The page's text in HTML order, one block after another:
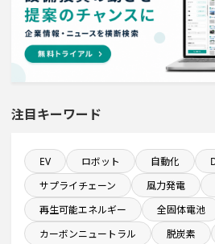
自動車関連工場のプロジェクト
稼働から約10年経過プロジェク
年間設備投資額が100億円以上の
来月着工プロジェクト
年間研究開発費が100億円以上
注目キーワード
EV ロボット 自動化
サプライチェーン
風力発電
再生可能エネルギー
全固体電池
カーボンニュートラル
脱炭素